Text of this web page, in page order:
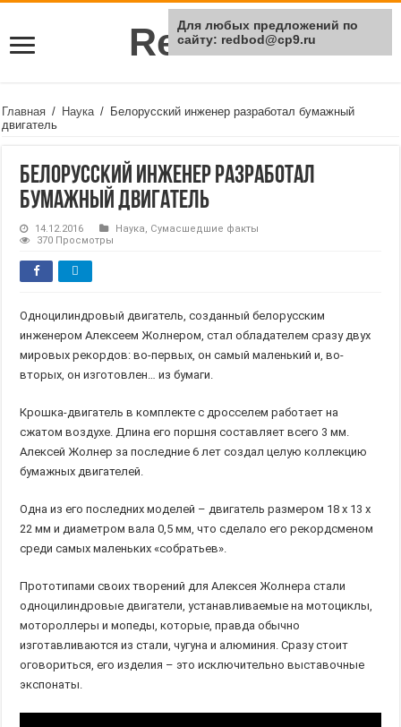
Rei Red
Главная / Наука / Белорусский инженер разработал бумажный
двигатель
Белорусский инженер разработал
бумажный двигатель
14.12.2016 Наука, Сумасшедшие факты
370 Просмотры
Одноцилиндровый двигатель, созданный белорусским
инженером Алексеем Жолнером, стал обладателем сразу двух
мировых рекордов: во-первых, он самый маленький и, во-
вторых, он изготовлен… из бумаги.
Крошка-двигатель в комплекте с дросселем работает на
сжатом воздухе. Длина его поршня составляет всего 3 мм.
Алексей Жолнер за последние 6 лет создал целую коллекцию
бумажных двигателей.
Одна из его последних моделей – двигатель размером 18 х 13 х
22 мм и диаметром вала 0,5 мм, что сделало его рекордсменом
среди самых маленьких «собратьев».
Прототипами своих творений для Алексея Жолнера стали
одноцилиндровые двигатели, устанавливаемые на мотоциклы,
мотороллеры и мопеды, которые, правда обычно
изготавливаются из стали, чугуна и алюминия. Сразу стоит
оговориться, его изделия – это исключительно выставочные
экспонаты.
Для любых предложений по
сайту: redbod@cp9.ru